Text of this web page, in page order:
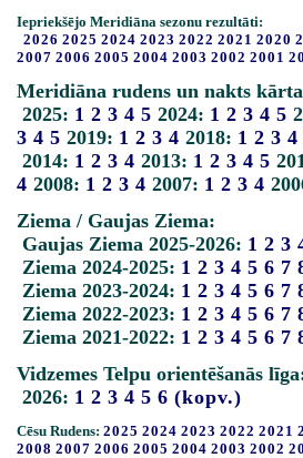
Iepriekšējo Meridiāna sezonu rezultāti:
2026 2025 2024 2023 2022 2021 2020
2007 2006 2005 2004 2003 2002 2001
Meridiāna rudens un nakts
2025: 1 2 3 4 5 2024: 1 2 3 4 5
3 4 5 2019: 1 2 3 4 2018: 1 2 3 4
2014: 1 2 3 4 2013: 1 2 3 4 5
4 2008: 1 2 3 4 2007: 1 2 3 4
Ziema / Gaujas Ziema:
Gaujas Ziema 2025-2026: 1 2 3
Ziema 2024-2025: 1 2 3 4 5 6 7
Ziema 2023-2024: 1 2 3 4 5 6 7
Ziema 2022-2023: 1 2 3 4 5 6 7
Ziema 2021-2022: 1 2 3 4 5 6 7
Vidzemes Telpu orientēšanās
2026: 1 2 3 4 5 6 (kopv.)
Cēsu Rudens: 2025 2024 2023 2022 2021
2008 2007 2006 2005 2004 2003 2002